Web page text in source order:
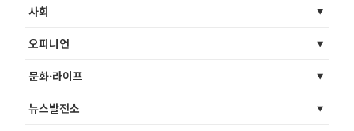
사회
오피니언
문화·라이프
뉴스발전소